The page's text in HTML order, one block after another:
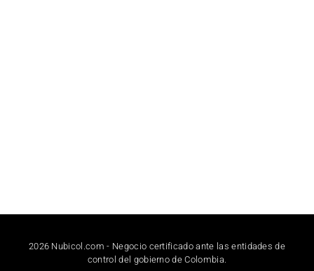
2026 Nubicol.com - Negocio certificado ante las entidades de
control del gobierno de Colombia.